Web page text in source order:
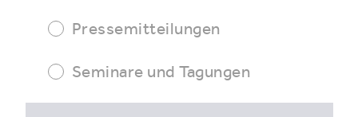
Pressemitteilungen
Seminare und Tagungen